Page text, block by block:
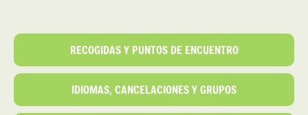
RECOGIDAS Y PUNTOS DE ENCUENTRO
IDIOMAS, CANCELACIONES Y GRUPOS